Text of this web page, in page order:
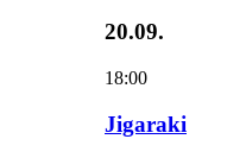
20.09.
18:00
Jigaraki